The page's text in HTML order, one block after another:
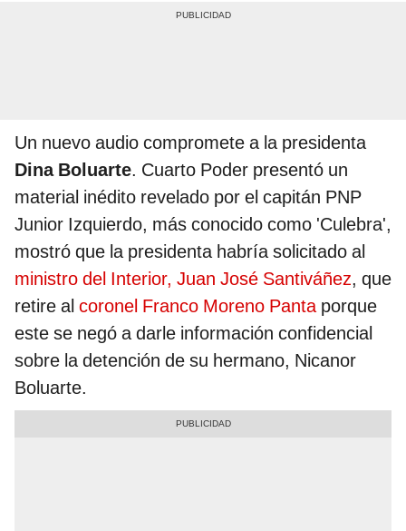
Un nuevo audio compromete a la presidenta
Dina Boluarte. Cuarto Poder presentó un
material inédito revelado por el capitán PNP
Junior Izquierdo, más conocido como 'Culebra',
mostró que la presidenta habría solicitado al
ministro del Interior, Juan José Santiváñez, que
retire al coronel Franco Moreno Pantaporque
este se negó a darle información confidencial
sobre la detención de su hermano, Nicanor
Boluarte.